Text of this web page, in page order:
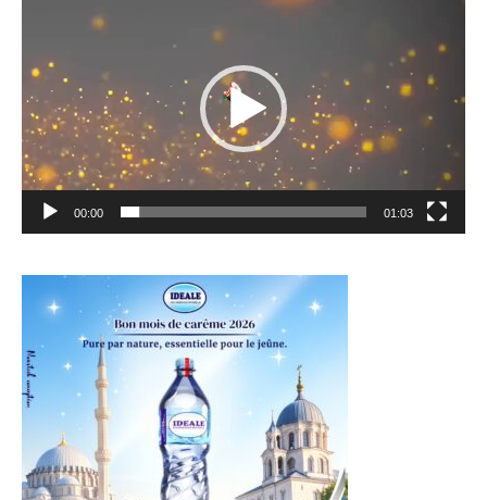
00:00 01:03